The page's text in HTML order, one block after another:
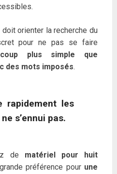
orienter la recherche du
pour ne pas se faire
plus simple que
des mots imposés.
rapidement les
s’ennui pas.
de matériel pour huit
préférence pour une